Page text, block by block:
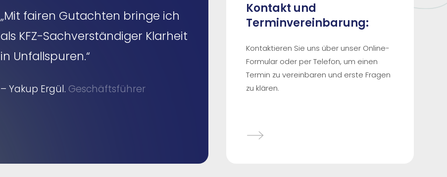
„Mit fairen Gutachten bringe ich
als KFZ-Sachverständiger Klarheit
in Unfallspuren.“
– Yakup Ergül. Geschäftsführer
Kontakt und
Terminvereinbarung:
Kontaktieren Sie uns über unser Online-
Formular oder per Telefon, um einen
Termin zu vereinbaren und erste Fragen
zu klären.